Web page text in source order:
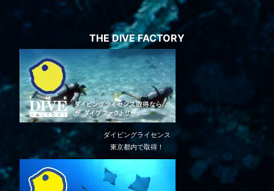
THE DIVE FACTORY
ダイビングライセンス
東京都内で取得！